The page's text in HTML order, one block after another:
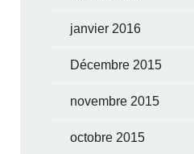
janvier 2016
Décembre 2015
novembre 2015
octobre 2015